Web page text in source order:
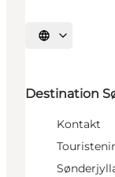
Sprache
Destination
Kontakt